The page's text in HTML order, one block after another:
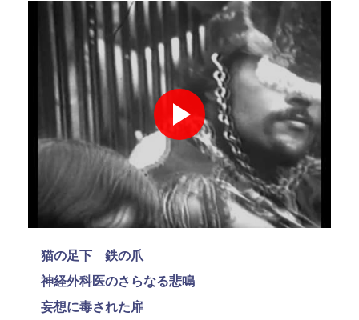
猫の足下 鉄の爪
神経外科医のさらなる悲鳴
妄想に毒された扉